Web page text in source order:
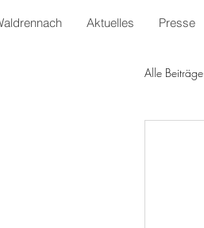
Aktuelles Presse
Alle Beiträge